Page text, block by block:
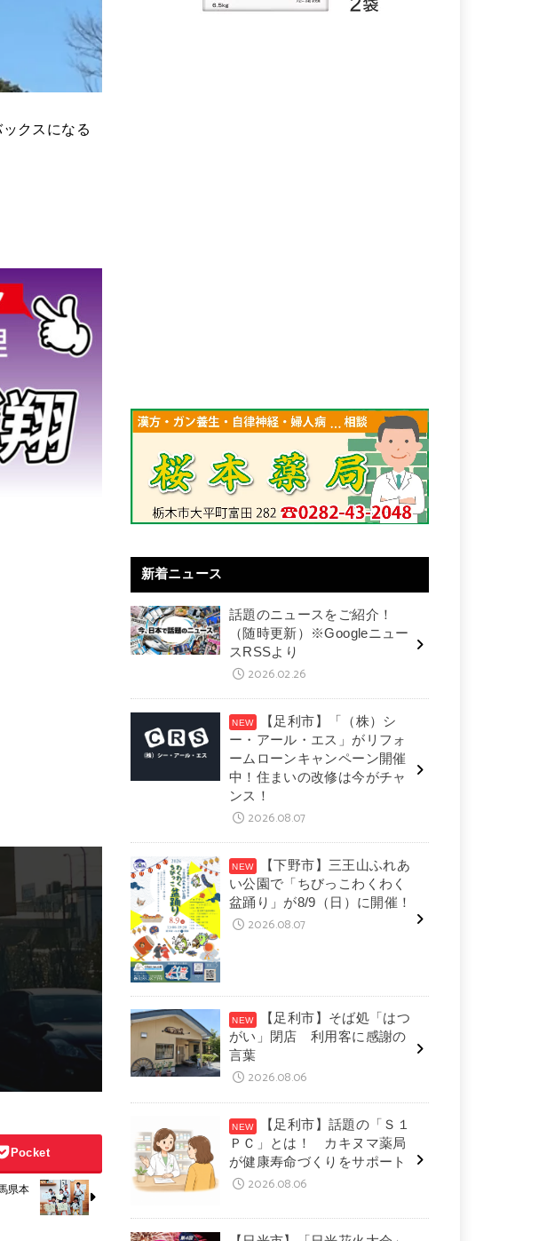
クスになる
Pocket
県本
新着ニュース
話題のニュースをご紹介！
（随時更新）※Googleニュー
スRSSより
2026.02.26
【足利市】「（株）シ
ー・アール・エス」がリフォ
ームローンキャンペーン開催
中！住まいの改修は今がチャ
ンス！
2026.08.07
【下野市】三王山ふれあ
い公園で「ちびっこわくわく
盆踊り」が8/9（日）に開催！
2026.08.07
【足利市】そば処「はつ
がい」閉店 利用客に感謝の
言葉
2026.08.06
【足利市】話題の「Ｓ１
ＰＣ」とは！ カキヌマ薬局
が健康寿命づくりをサポート
2026.08.06